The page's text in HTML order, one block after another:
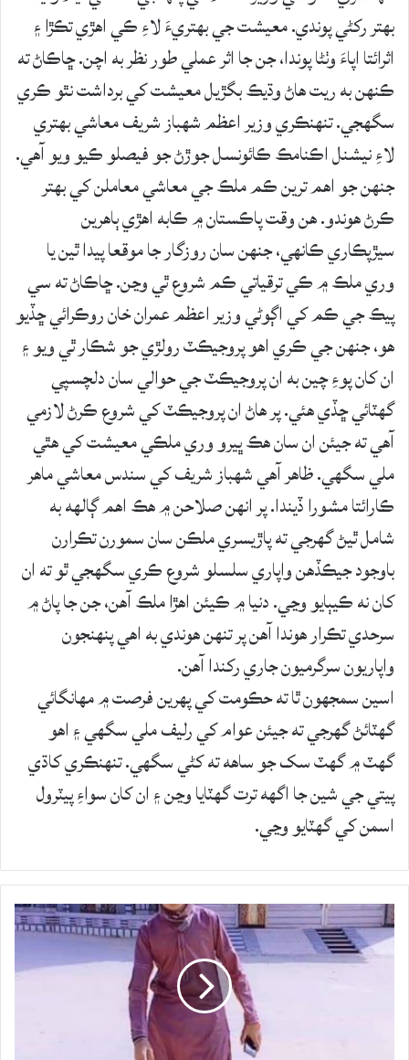
بهتر رکڻي پوندي. معيشت جي بهتريءَ لاءِ ڪي اهڙي تڪڙا ۽
اثرائتا اپاءَ وٺڻا پوندا، جن جا اثر عملي طور نظر به اچن. ڇاڪاڻ ته
ڪنهن به ريت هاڻ وڌيڪ بگڙيل معيشت کي برداشت نٿو ڪري
سگهجي. تنهنڪري وزير اعظم شهباز شريف معاشي بهتري
لاءِ نيشنل اڪنامڪ ڪائونسل جوڙڻ جو فيصلو ڪيو ويو آهي.
جنهن جو اهم ترين ڪم ملڪ جي معاشي معاملن کي بهتر
ڪرڻ هوندو. هن وقت پاڪستان ۾ ڪابه اهڙي ٻاهرين
سيڙپڪاري ڪانهي، جنهن سان روزگار جا موقعا پيدا ٿين يا
وري ملڪ ۾ ڪي ترقياتي ڪم شروع ٿي وڃن. ڇاڪاڻ ته سي
پيڪ جي ڪم کي اڳوڻي وزير اعظم عمران خان روڪرائي ڇڏيو
هو، جنهن جي ڪري اهو پروجيڪٽ رولڙي جو شڪار ٿي ويو ۽
ان کان پوءِ چين به ان پروجيڪٽ جي حوالي سان دلچسپي
گهٽائي ڇڏي هئي. پر هاڻ ان پروجيڪٽ کي شروع ڪرڻ لازمي
آهي ته جيئن ان سان هڪ ڀيرو وري ملڪي معيشت کي هٿي
ملي سگهي. ظاهر آهي شهباز شريف کي سندس معاشي ماهر
ڪارائتا مشورا ڏيندا. پر انهن صلاحن ۾ هڪ اهم ڳالهه به
شامل ٿيڻ گهرجي ته پاڙيسري ملڪن سان سمورن تڪرارن
باوجود جيڪڏهن واپاري سلسلو شروع ڪري سگهجي ٿو ته ان
کان نه ڪيٻايو وڃي. دنيا ۾ ڪيئن اهڙا ملڪ آهن، جن جا پاڻ ۾
سرحدي تڪرار هوندا آهن پر تنهن هوندي به اهي پنهنجون
واپاريون سرگرميون جاري رکندا آهن.
اسين سمجهون ٿا ته حڪومت کي پهرين فرصت ۾ مهانگائي
گهٽائڻ گهرجي ته جيئن عوام کي رليف ملي سگهي ۽ اهو
گهٽ ۾ گهٽ سک جو ساهه ته کڻي سگهي. تنهنڪري کاڌي
پيتي جي شين جا اگهه ترت گهٽايا وڃن ۽ ان کان سواءِ پيٽرول
اسمن کي گهٽايو وڃي.